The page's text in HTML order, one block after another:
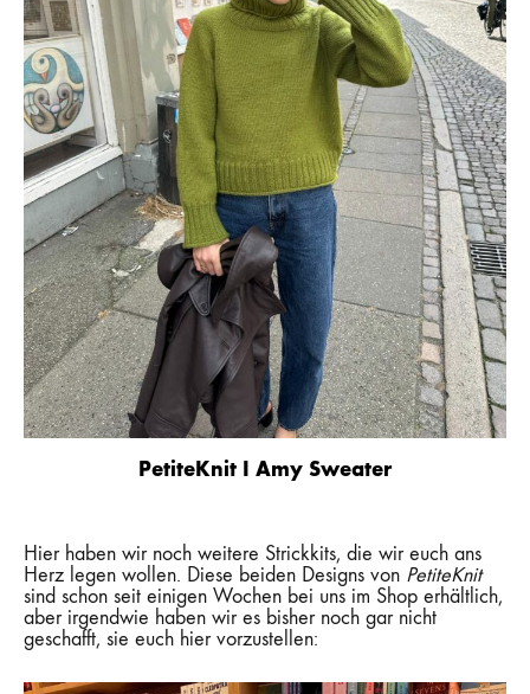
PetiteKnit I Amy Sweater
Hier haben wir noch weitere Strickkits, die wir euch ans
Herz legen wollen. Diese beiden Designs von PetiteKnit
sind schon seit einigen Wochen bei uns im Shop erhältlich,
aber irgendwie haben wir es bisher noch gar nicht
geschafft, sie euch hier vorzustellen: